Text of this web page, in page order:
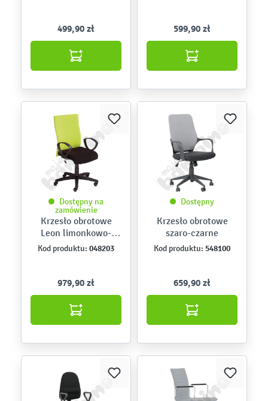
499,90 zł 599,90 zł
Dostępny na
zamówienie
Krzesło obrotowe
Leon limonkowo-
czarne
Kod produktu: 048203
979,90 zł
Dostępny
Krzesło obrotowe
szaro-czarne
Kod produktu: 548100
659,90 zł